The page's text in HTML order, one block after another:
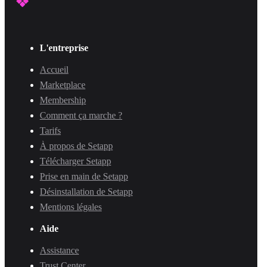
L'entreprise
Accueil
Marketplace
Membership
Comment ça marche ?
Tarifs
À propos de Setapp
Télécharger Setapp
Prise en main de Setapp
Désinstallation de Setapp
Mentions légales
Aide
Assistance